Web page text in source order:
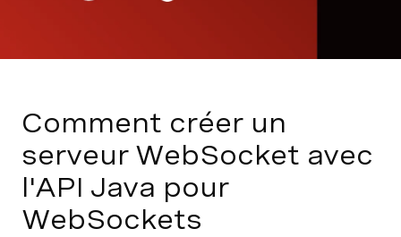
Comment créer un
serveur WebSocket avec
l'API Java pour
WebSockets